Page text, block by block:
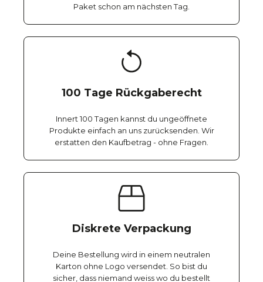
Paket schon am nächsten Tag.
100 Tage Rückgaberecht
Innert 100 Tagen kannst du ungeöffnete
Produkte einfach an uns zurücksenden. Wir
erstatten den Kaufbetrag - ohne Fragen.
Diskrete Verpackung
Deine Bestellung wird in einem neutralen
Karton ohne Logo versendet. So bist du
sicher, dass niemand weiss wo du bestellt